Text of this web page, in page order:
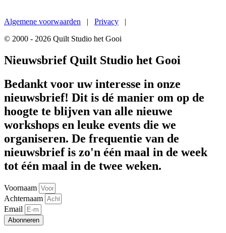
Algemene voorwaarden | Privacy |
© 2000 - 2026 Quilt Studio het Gooi
Nieuwsbrief Quilt Studio het Gooi
Bedankt voor uw interesse in onze
nieuwsbrief! Dit is dé manier om op de
hoogte te blijven van alle nieuwe
workshops en leuke events die we
organiseren. De frequentie van de
nieuwsbrief is zo'n één maal in de week
tot één maal in de twee weken.
Voornaam
Achternaam
Email
Abonneren